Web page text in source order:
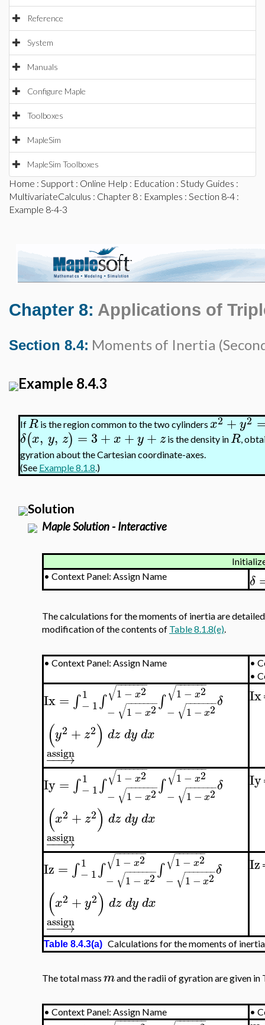
Reference
System
Manuals
Configure Maple
Toolboxes
MapleSim
MapleSim Toolboxes
Home : Support : Online Help : Education : Study Guides :
MultivariateCalculus : Chapter 8 : Examples : Section 8-4 :
Example 8-4-3
Chapter 8: Applications of
Section 8.4: Moments of Inertia
Example 8.4.3
IfR is the region common to the two cylinders x2 +y2
δ(x, y, z) = 3+x +y+ zis the density inR ,
gyration about the Cartesian coordinate-axes.
(See Example 8.1.8.)
Solution
Maple Solution - Interactive
• Context Panel: Assign Name δ
The calculations for the moments of inertia are
modification of the contents of Table 8.1.8(e).
• Context Panel: Assign Name •
•
Ix= ∫ 1
− 1∫ 1 − x2
− −
−−−−−
√
− 1 − x2
− −
−−−−−
√ ∫ 1 − x2
− −
−−−−−
√
− 1 − x2
− −
−−−−−
√ δ
(y2 + z2) dz dy dx
− →
−−
assign
Ix
Iy= ∫ 1
− 1∫ 1 − x2
− −
−−−−−
√
− 1 − x2
− −
−−−−−
√ ∫ 1 − x2
− −
−−−−−
√
− 1 − x2
− −
−−−−−
√ δ
(x2 + z2) dz dy dx
− →
−−
assign
Iy
Iz = ∫ 1
− 1∫ 1 − x2
− −
−−−−−
√
− 1 − x2
− −
−−−−−
√ ∫ 1 − x2
− −
−−−−−
√
− 1 − x2
− −
−−−−−
√ δ
(x2 +y2) dz dy dx
− →
−−
assign
Iz
Table 8.4.3(a) Calculations for the moments of inertia
The total mass mand the radii of gyration are given in
• Context Panel: Assign Name •
− −
−−−−− − −
−−−−−